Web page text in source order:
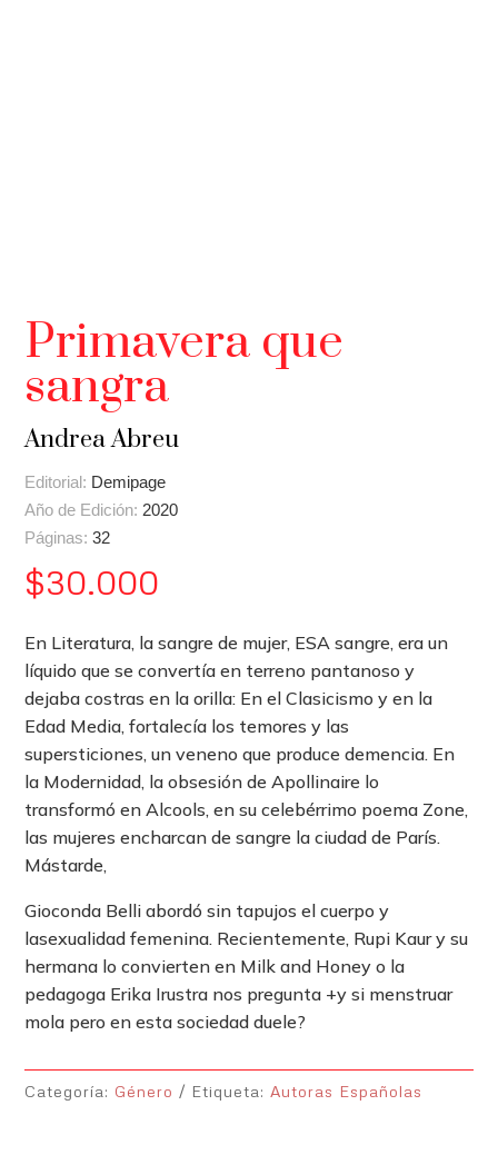
Primavera que
sangra
Andrea Abreu
Editorial: Demipage
Año de Edición: 2020
Páginas:32
$30.000
En Literatura, la sangre de mujer, ESA sangre, era un
líquido que se convertía en terreno pantanoso y
dejaba costras en la orilla: En el Clasicismo y en la
Edad Media, fortalecía los temores y las
supersticiones, un veneno que produce demencia. En
la Modernidad, la obsesión de Apollinaire lo
transformó en Alcools, en su celebérrimo poema Zone,
las mujeres encharcan de sangre la ciudad de París.
Mástarde,
Gioconda Belli abordó sin tapujos el cuerpo y
lasexualidad femenina. Recientemente, Rupi Kaur y su
hermana lo convierten en Milk and Honey o la
pedagoga Erika Irustra nos pregunta +y si menstruar
mola pero en esta sociedad duele?
Categoría: Género Etiqueta:Autoras Españolas